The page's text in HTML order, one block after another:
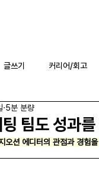
글쓰기 커리어/회고
팀도 성과
5분 분량
오션 에디터의 관점과 경험